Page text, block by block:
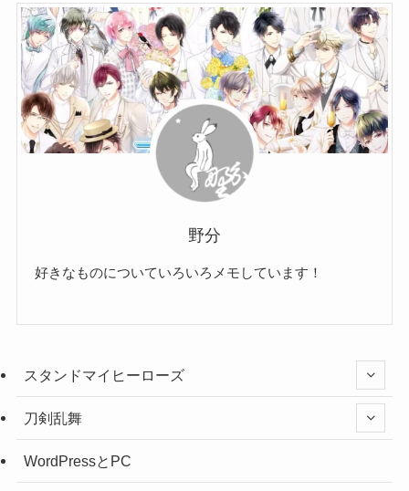
野分
好きなものについていろいろメモしています！
スタンドマイヒーローズ
刀剣乱舞
WordPressとPC